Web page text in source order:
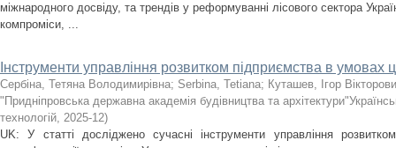
міжнародного досвіду, та трендів у реформуванні лісового сектора
компроміси, ...
Інструменти управління розвитком підприємства в умовах
Сербіна, Тетяна Володимирівна; Serbina, Tetiana; Куташев, Ігор
"Придніпровська державна академія будівництва та
технологій, 2025-12)
UK: У статті досліджено сучасні інструменти управління